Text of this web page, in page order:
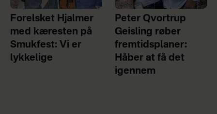
Forelsket Hjalmer
med kæresten på
Smukfest: Vi er
lykkelige
Peter Qvortrup
Geisling røber
fremtidsplaner:
Håber at få det
igennem